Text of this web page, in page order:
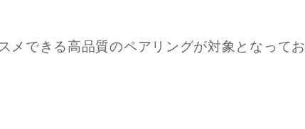
メできる高品質のペアリングが対象となってお